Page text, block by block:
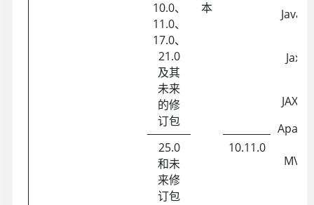
10.0、
11.0、
17.0、
21.0
及其
未来
的修
订包
本
Jax -
JAX-
MVC
25.0
和未
来修
订包
10.11.0